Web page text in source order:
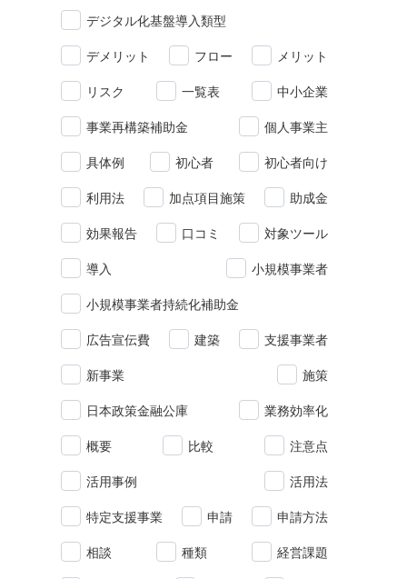
デジタル化基盤導入類型
デメリット フロー メリット
リスク 一覧表 中小企業
事業再構築補助金 個人事業主
具体例 初心者 初心者向け
利用法 加点項目施策 助成金
効果報告 口コミ 対象ツール
導入 小規模事業者
小規模事業者持続化補助金
広告宣伝費 建築 支援事業者
新事業 施策
日本政策金融公庫 業務効率化
概要 比較 注意点
活用事例 活用法
特定支援事業 申請 申請方法
相談 種類 経営課題